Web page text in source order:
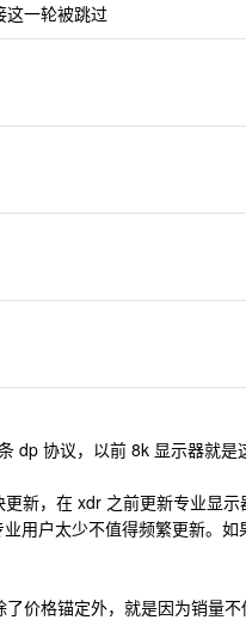
这一轮被跳过
dp 协议，以前 8k 显示器就是
新，在 xdr 之前更新专业显
用户太少不值得频繁更新。如
价格锚定外，就是因为销量不